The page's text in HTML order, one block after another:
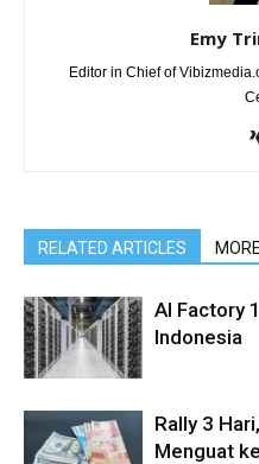
Emy
Editor in Chief of
RELATED ARTICLES
AI Factory
Indonesia
Rally 3
Menguat